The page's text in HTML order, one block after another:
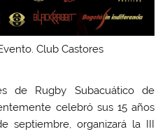
Club Castores
de Rugby Subacuático de
celebró sus 15 años
septiembre, organizará la III